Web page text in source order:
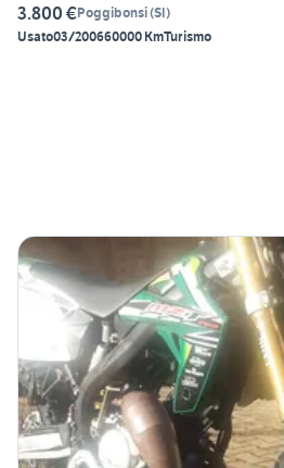
3.800 €Poggibonsi(SI)
Usato03/200660000 KmTurismo